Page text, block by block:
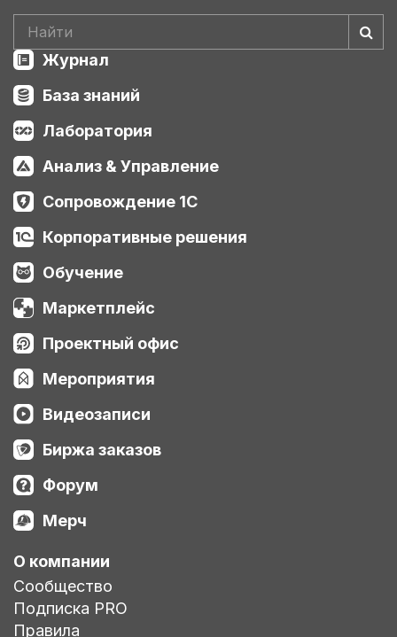
Журнал
База знаний
Лаборатория
Анализ & Управление
Сопровождение 1С
Корпоративные решения
Обучение
Маркетплейс
Проектный офис
Мероприятия
Видеозаписи
Биржа заказов
Форум
Мерч
О компании
Сообщество
Подписка PRO
Правила